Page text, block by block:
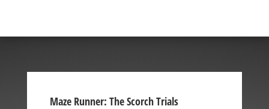
Maze Runner: The Scorch Trials